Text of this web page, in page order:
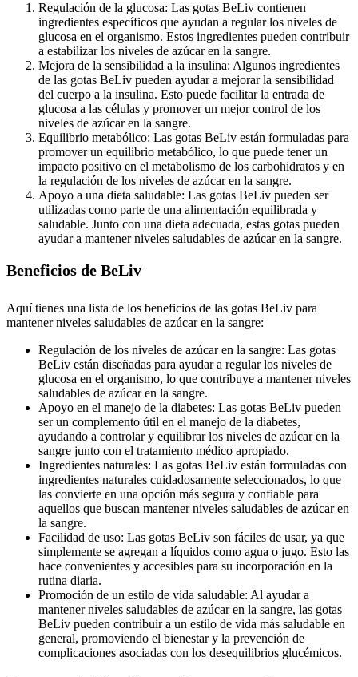
Regulación de la glucosa: Las gotas BeLiv contienen
ingredientes específicos que ayudan a regular los niveles de
glucosa en el organismo. Estos ingredientes pueden contribuir
a estabilizar los niveles de azúcar en la sangre.
Mejora de la sensibilidad a la insulina: Algunos ingredientes
de las gotas BeLiv pueden ayudar a mejorar la sensibilidad
del cuerpo a la insulina. Esto puede facilitar la entrada de
glucosa a las células y promover un mejor control de los
niveles de azúcar en la sangre.
Equilibrio metabólico: Las gotas BeLiv están formuladas para
promover un equilibrio metabólico, lo que puede tener un
impacto positivo en el metabolismo de los carbohidratos y en
la regulación de los niveles de azúcar en la sangre.
Apoyo a una dieta saludable: Las gotas BeLiv pueden ser
utilizadas como parte de una alimentación equilibrada y
saludable. Junto con una dieta adecuada, estas gotas pueden
ayudar a mantener niveles saludables de azúcar en la sangre.
Beneficios de BeLiv
Aquí tienes una lista de los beneficios de las gotas BeLiv para
mantener niveles saludables de azúcar en la sangre:
Regulación de los niveles de azúcar en la sangre: Las gotas
BeLiv están diseñadas para ayudar a regular los niveles de
glucosa en el organismo, lo que contribuye a mantener niveles
saludables de azúcar en la sangre.
Apoyo en el manejo de la diabetes: Las gotas BeLiv pueden
ser un complemento útil en el manejo de la diabetes,
ayudando a controlar y equilibrar los niveles de azúcar en la
sangre junto con el tratamiento médico apropiado.
Ingredientes naturales: Las gotas BeLiv están formuladas con
ingredientes naturales cuidadosamente seleccionados, lo que
las convierte en una opción más segura y confiable para
aquellos que buscan mantener niveles saludables de azúcar en
la sangre.
Facilidad de uso: Las gotas BeLiv son fáciles de usar, ya que
simplemente se agregan a líquidos como agua o jugo. Esto las
hace convenientes y accesibles para su incorporación en la
rutina diaria.
Promoción de un estilo de vida saludable: Al ayudar a
mantener niveles saludables de azúcar en la sangre, las gotas
BeLiv pueden contribuir a un estilo de vida más saludable en
general, promoviendo el bienestar y la prevención de
complicaciones asociadas con los desequilibrios glucémicos.